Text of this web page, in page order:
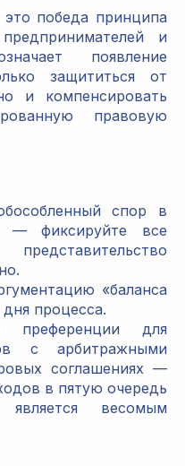
победа принципа
и
появление
защититься от
и компенсировать
правовую
спор в
— фиксируйте все
«баланса
процесса.
преференции для
с арбитражными
соглашениях —
в пятую очередь
весомым